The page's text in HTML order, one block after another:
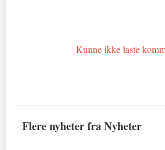
Kunne ikke laste
Flere nyheter fra Nyheter